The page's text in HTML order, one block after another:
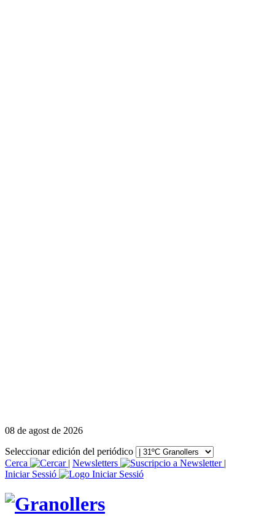
08 de agost de 2026
Seleccionar edición del periódico
Cerca
| Newsletters
|
Iniciar Sessió